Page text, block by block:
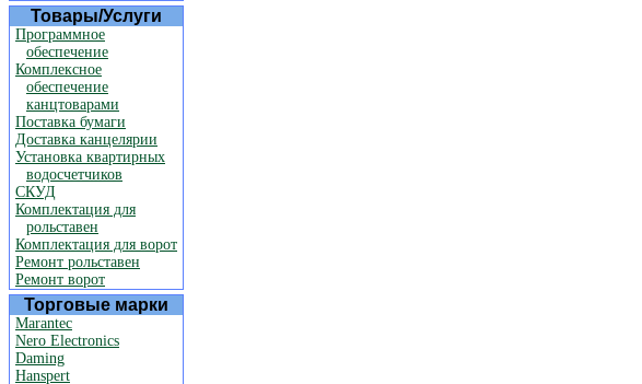
Товары/Услуги
Программное
обеспечение
Комплексное
обеспечение
канцтоварами
Поставка бумаги
Доставка канцелярии
Установка квартирных
водосчетчиков
СКУД
Комплектация для
рольставен
Комплектация для ворот
Ремонт рольставен
Ремонт ворот
Торговые марки
Marantec
Nero Electronics
Daming
Hanspert